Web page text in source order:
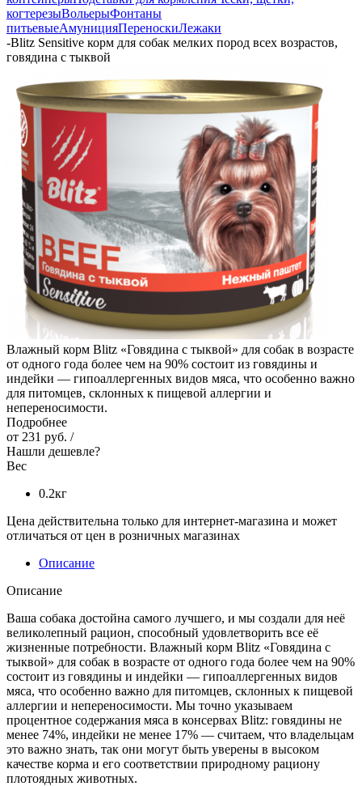
когтерезыВольерыФонтаны
питьевыеАмуницияПереноскиЛежаки
-Blitz Sensitive корм для собак мелких пород всех возрастов,
говядина с тыквой
Влажный корм Blitz «Говядина с тыквой» для собак в возрасте
от одного года более чем на 90% состоит из говядины и
индейки — гипоаллергенных видов мяса, что особенно важно
для питомцев, склонных к пищевой аллергии и
непереносимости.
Подробнее
от 231 руб. /
Нашли дешевле?
Вес
0.2кг
Цена действительна только для интернет-магазина и может
отличаться от цен в розничных магазинах
Описание
Описание
Ваша собака достойна самого лучшего, и мы создали для неё
великолепный рацион, способный удовлетворить все её
жизненные потребности. Влажный корм Blitz «Говядина с
тыквой» для собак в возрасте от одного года более чем на 90%
состоит из говядины и индейки — гипоаллергенных видов
мяса, что особенно важно для питомцев, склонных к пищевой
аллергии и непереносимости. Мы точно указываем
процентное содержания мяса в консервах Blitz: говядины не
менее 74%, индейки не менее 17% — считаем, что владельцам
это важно знать, так они могут быть уверены в высоком
качестве корма и его соответствии природному рациону
плотоядных животных.